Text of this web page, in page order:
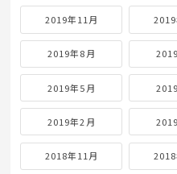
2021年2月
2020年11月
2020年8月
2020年5月
2020年2月